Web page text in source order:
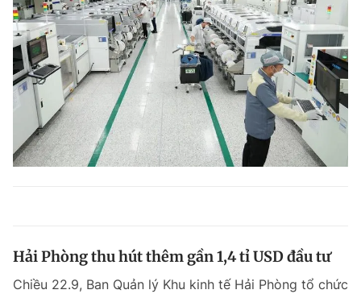
Hải Phòng thu hút thêm gần 1,4 tỉ USD đầu tư
Chiều 22.9, Ban Quản lý Khu kinh tế Hải Phòng tổ chức